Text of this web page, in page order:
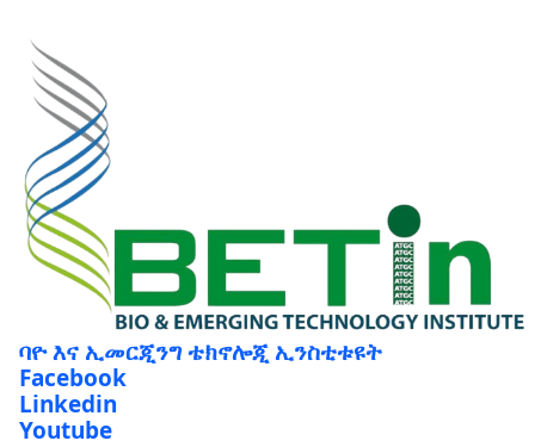
ባዮ እና ኢመርጂንግ ቴክኖሎጂ ኢንስቲቱዩት
Facebook
Linkedin
Youtube